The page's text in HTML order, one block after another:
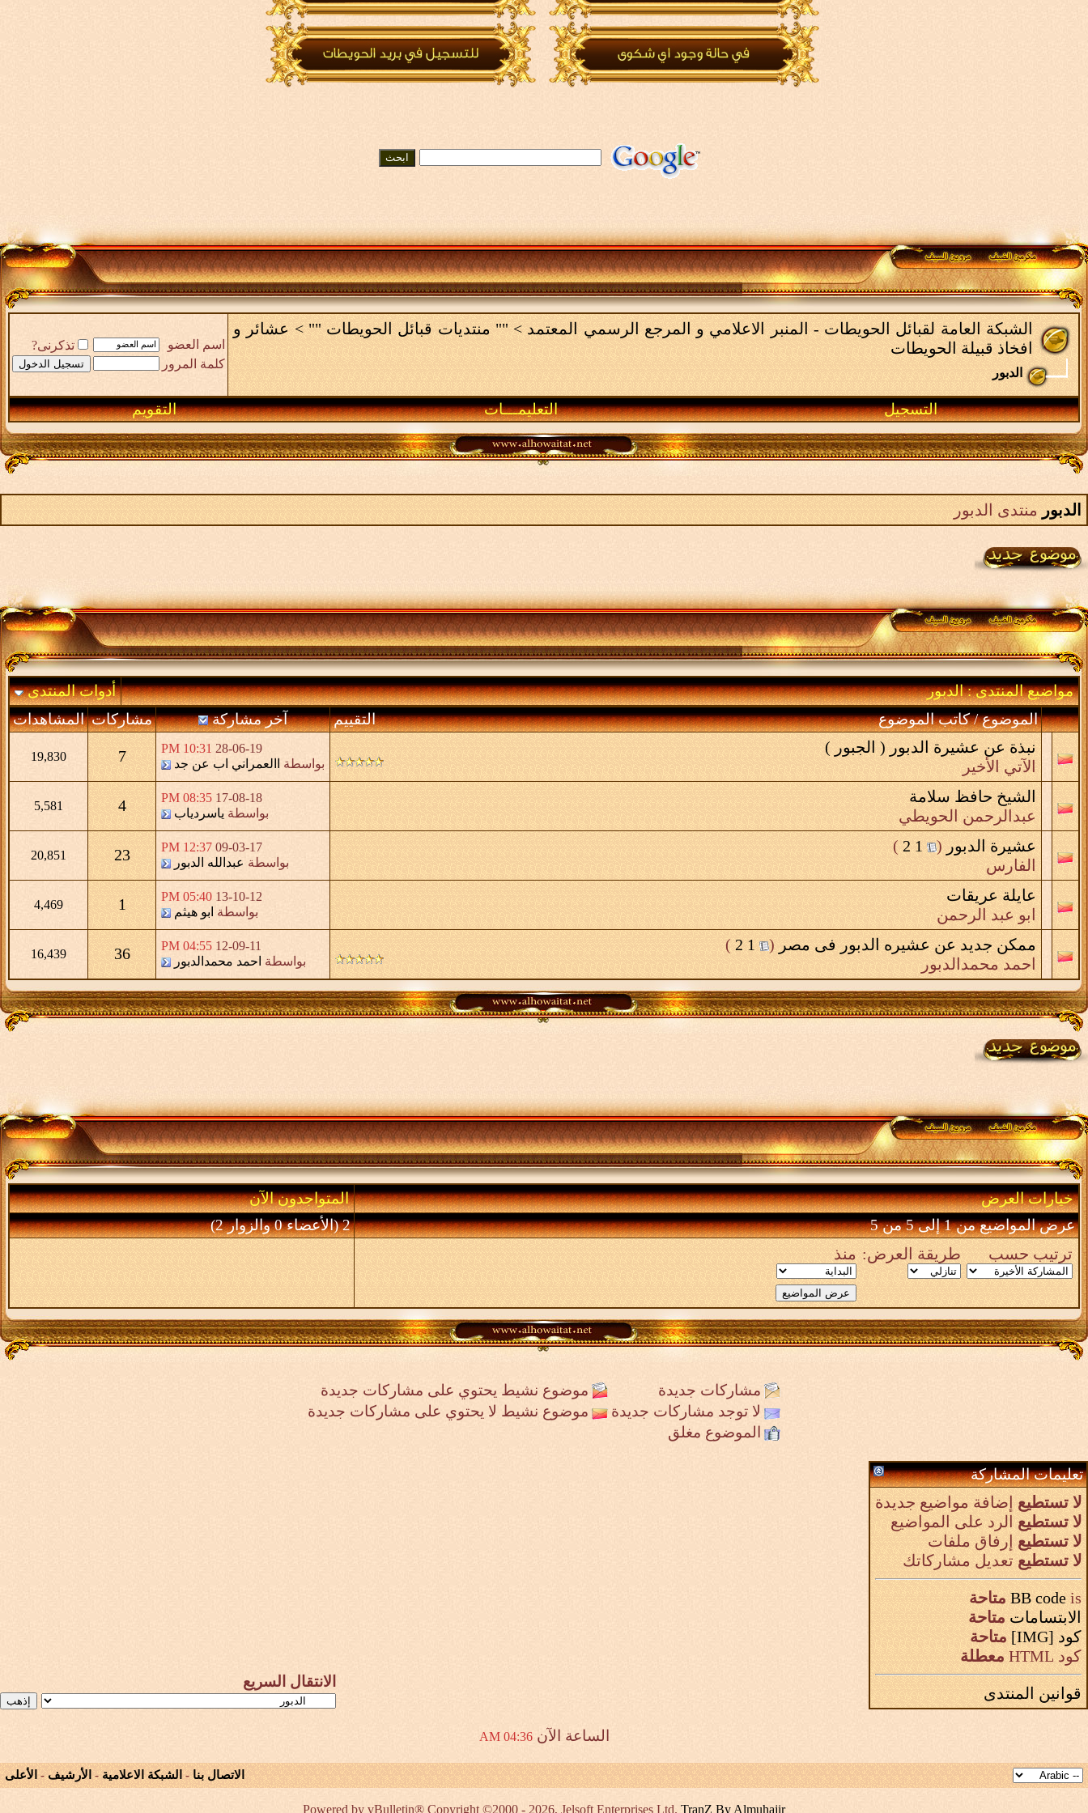
الشبكة العامة لقبائل الحويطات - المنبر الاعلامي و المرجع الرسمي المعتمد > "" منتديات قبائل الحويطات "" > عشائر و
افخاذ قبيلة الحويطات
الدبور
اسم العضو
تذكرنى?
كلمة المرور
التسجيل التعليمـــات التقويم
الدبور منتدى الدبور
مواضيع المنتدى: الدبور
أدوات المنتدى
التقييم
الموضوع/كاتب الموضوع آخر مشاركة مشاركات المشاهدات
نبذة عن عشيرة الدبور ( الجبور )
الآتي الأخير
28-06-19
10:31 PM
بواسطة
االعمراني اب عن جد 7
19,830
الشيخ حافظ سلامة
عبدالرحمن الحويطي
17-08-18
08:35 PM
بواسطة ياسردياب 4
5,581
عشيرة الدبور (
1
2
)
الفارس
09-03-17
12:37 PM
بواسطة عبدالله الدبور 23
20,851
عايلة عريقات
ابو عبد الرحمن
13-10-12
05:40 PM
بواسطة ابو هيثم 1
4,469
ممكن جديد عن عشيره الدبور فى مصر (
1
2
)
احمد محمدالدبور
12-09-11
04:55 PM
بواسطة احمد محمدالدبور 36
16,439
خيارات العرض
المتواجدون الآن
عرض المواضيع من 1 إلى 5 من 5
2 (الأعضاء 0 والزوار 2)
ترتيب حسب طريقة العرض: منذ
مشاركات جديدة
موضوع نشيط يحتوي على مشاركات جديدة
لا توجد مشاركات جديدة
موضوع نشيط لا يحتوي على مشاركات جديدة
الموضوع مغلق
تعليمات المشاركة
لا تستطيع إضافة مواضيع جديدة
لا تستطيع الرد على المواضيع
لا تستطيع إرفاق ملفات
لا تستطيع تعديل مشاركاتك
BB code is
متاحة
الابتسامات متاحة
كود [IMG]
متاحة
كود HTML
معطلة
قوانين المنتدى
الانتقال السريع
الساعة الآن04:36 AM
الاتصال بنا - الشبكة الاعلامية - الأرشيف - الأعلى
Powered by vBulletin® Copyright ©2000 - 2026, Jelsoft Enterprises Ltd. TranZ By Almuhajir